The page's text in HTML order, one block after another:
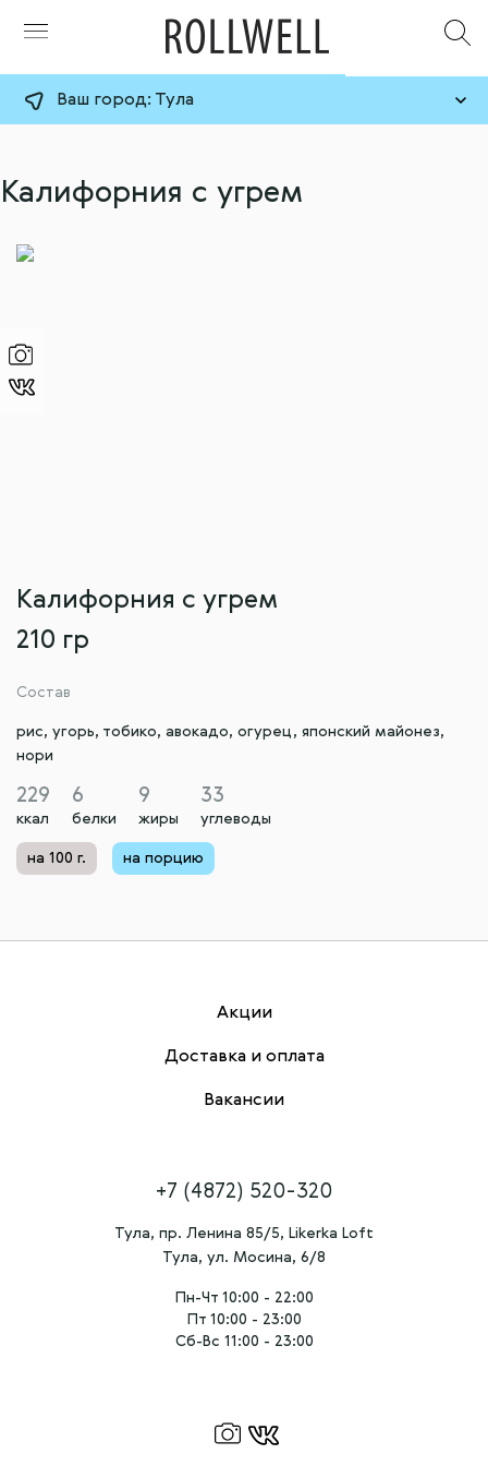
Ваш город: Тула
Калифорния с угрем
Калифорния с угрем
210 гр
Состав
рис, угорь, тобико, авокадо, огурец, японский майонез,
нори
229
ккал
6
белки
9
жиры
33
углеводы
на 100 г. на порцию
Акции
Доставка и оплата
Вакансии
+7 (4872) 520-320
Тула, пр. Ленина 85/5, Likerka Loft
Тула, ул. Мосина, 6/8
Пн-Чт 10:00 - 22:00
Пт 10:00 - 23:00
Сб-Вс 11:00 - 23:00